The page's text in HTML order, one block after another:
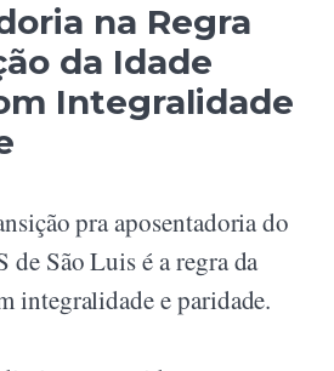
na Regra
da Idade
Integralidade
pra aposentadoria do
de São Luis é a regra da
integralidade e paridade.